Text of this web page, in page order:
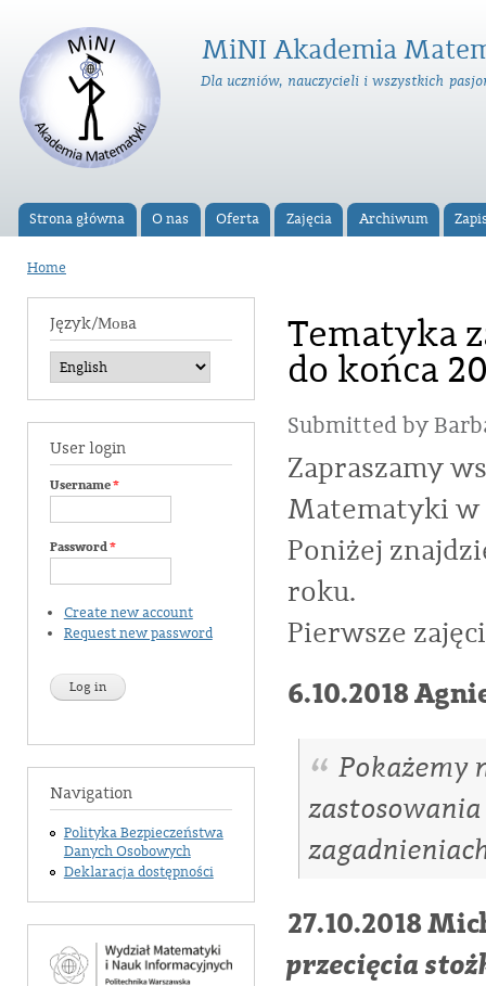
MiNI Akademia
Dla uczniów, nauczycieli i wszystkich
Main menu
Strona główna O nas Oferta Zajęcia Archiwum
Home
Język/Мовa
User login
Username*
Password*
Create new account
Request new password
Navigation
Polityka Bezpieczeństwa
Danych Osobowych
Deklaracja dostępności
Tematyka
do końca
Submitted by
Zapraszamy
Matematyki w
Poniżej
roku.
Pierwsze
6.10.2018
Pokażemy
27.10.2018
przecięcia